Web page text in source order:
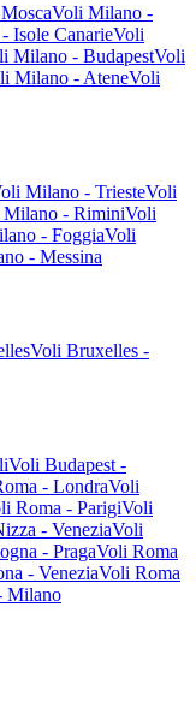
Voli Milano -
Isole CanarieVoli
Milano - BudapestVoli
Milano - AteneVoli
Milano - TriesteVoli
- RiminiVoli
- FoggiaVoli
- Messina
Voli Bruxelles -
Voli Budapest -
- LondraVoli
Roma - ParigiVoli
- VeneziaVoli
- PragaVoli Roma
- VeneziaVoli Roma
Milano